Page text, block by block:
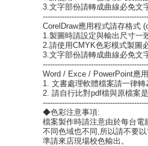
3.文字部份請轉成曲線必免文
CorelDraw應用程式請存格式
1.製圖時請設定與輸出尺寸一
2.請使用CMYK色彩模式製圖
3.文字部份請轉成曲線必免文
Word / Exce / PowerPoint應
1. 文書處理軟體檔案請一律
2. 請自行比對pdf檔與原檔案
◆色彩注意事項:
檔案製作時請注意由於每台
不同色域也不同,所以請不要
準請來店現場校色輸出。